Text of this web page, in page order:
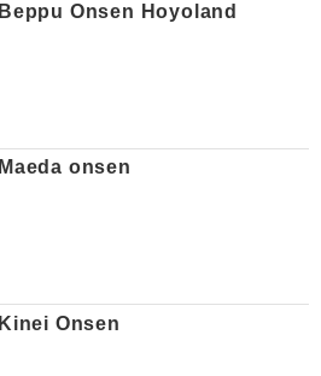
Beppu Onsen Hoyoland
Maeda onsen
Kinei Onsen